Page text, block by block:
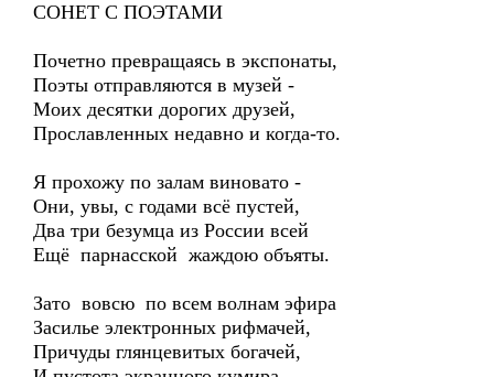
СОНЕТ С ПОЭТАМИ
Почетно превращаясь в экспонаты,
Поэты отправляются в музей -
Моих десятки дорогих друзей,
Прославленных недавно и когда-то.
Я прохожу по залам виновато -
Они, увы, с годами всё пустей,
Два три безумца из России всей
Ещё парнасской жаждою объяты.
Зато вовсю по всем волнам эфира
Засилье электронных рифмачей,
Причуды глянцевитых богачей,